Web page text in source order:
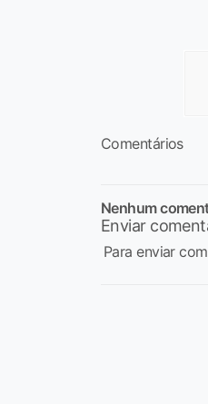
Comentários
Nenhum
Enviar
Para enviar